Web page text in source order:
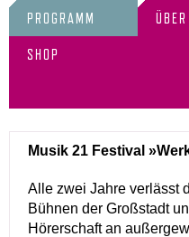
PROGRAMM
SHOP
Musik 21 Festival
Alle zwei Jahre verlässt
Bühnen der Großstadt
Hörerschaft an